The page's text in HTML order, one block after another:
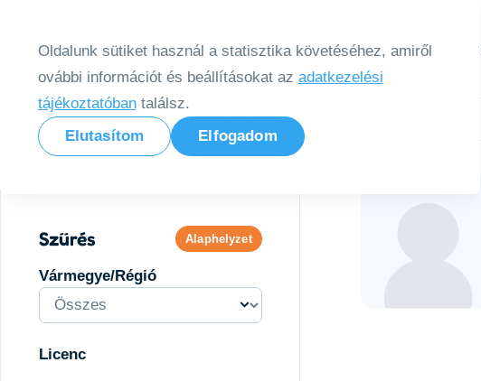
Oldalunk sütiket használ a statisztika követéséhez, amiről
ovábbi információt és beállításokat az adatkezelési
tájékoztatóbantalálsz.
Elutasítom
Elfogadom
KezdőlapRólunk
Nild Hungary Terapeuták Komaság Margit
Szűrés Alaphelyzet
Vármegye/Régió
Licenc